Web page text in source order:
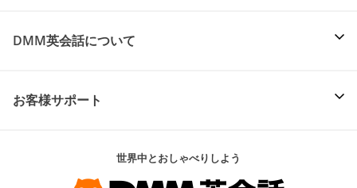
DMM英会話について
お客様サポート
世界中とおしゃべりしよう